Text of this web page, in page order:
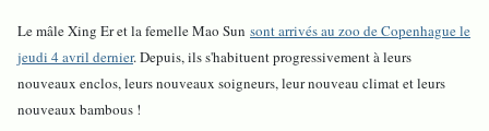
Le mâle Xing Er et la femelle Mao Sun sont arrivés au zoo de Copenhague le
jeudi 4 avril dernier. Depuis, ils s'habituent progressivement à leurs
nouveaux enclos, leurs nouveaux soigneurs, leur nouveau climat et leurs
nouveaux bambous !